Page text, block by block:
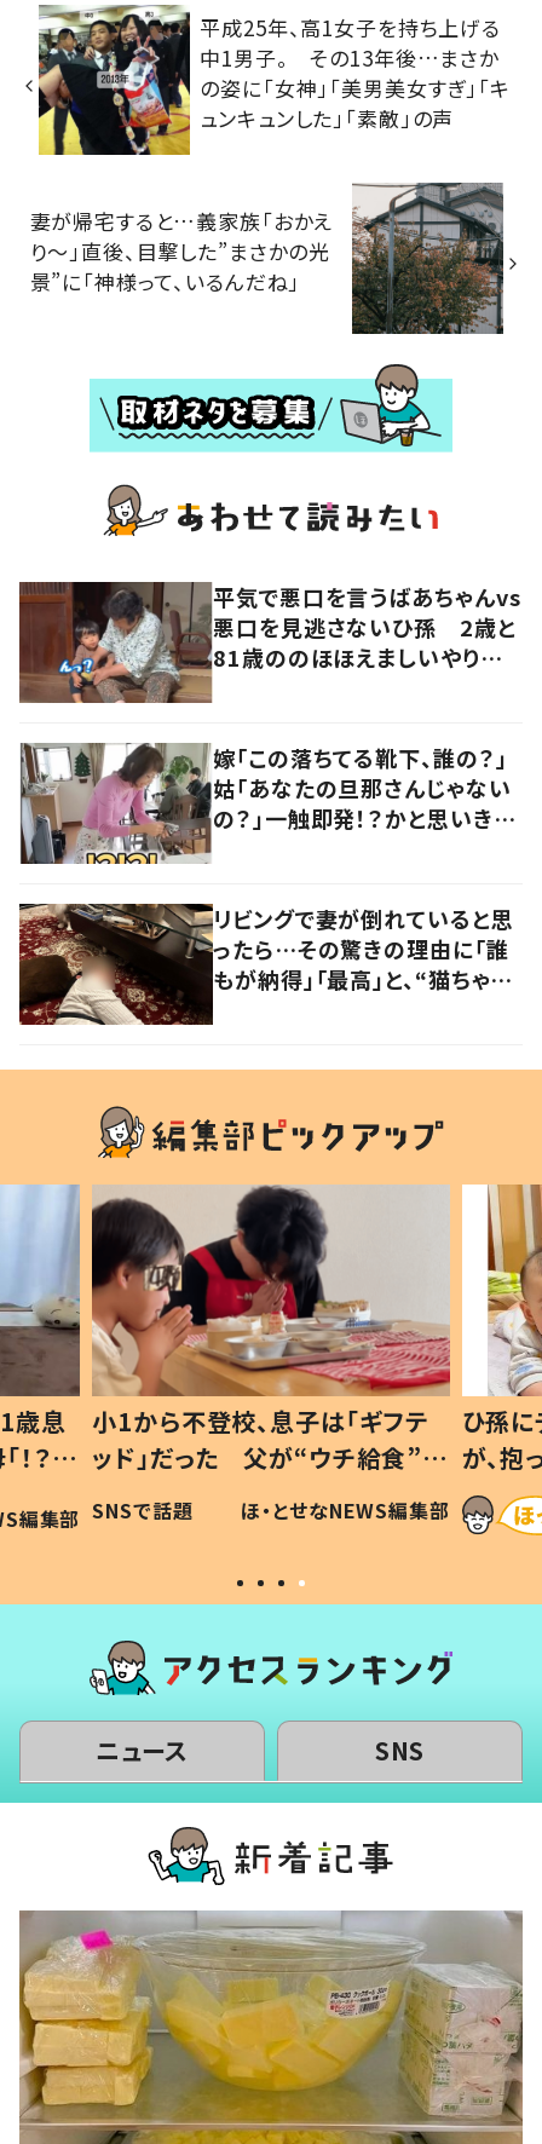
平成25年、高1女子を持ち上げる
中1男子。 その13年後…まさか
の姿に「女神」「美男美女すぎ」「キ
ュンキュンした」「素敵」の声
妻が帰宅すると…義家族「おかえ
り～」直後、目撃した”まさかの光
景”に「神様って、いるんだね」
平気で悪口を言うばあちゃんvs
悪口を見逃さないひ孫 2歳と
81歳ののほほえましいやり取り
嫁「この落ちてる靴下、誰の？」
姑「あなたの旦那さんじゃない
の？」一触即発！？かと思いき
リビングで妻が倒れていると思
ったら…その驚きの理由に「誰
もが納得」「最高」と、“猫ちゃん
歳息
？」
編集部
小1から不登校、息子は「ギフテ
ッド」だった 父が“ウチ給食”を
作り続ける理由とは #令和の親
#令和の子
SNSで話題 ほ・とせなNEWS編集部
ひ孫
が、
「涙が
い」
ニュース SNS